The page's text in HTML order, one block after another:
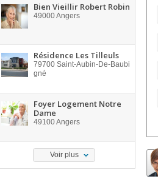
Bien Vieillir Robert Robin
49000Angers
Résidence Les Tilleuls
79700 Saint-Aubin-De-Baubi
gné
Foyer Logement Notre
Dame
49100Angers
Voir plus